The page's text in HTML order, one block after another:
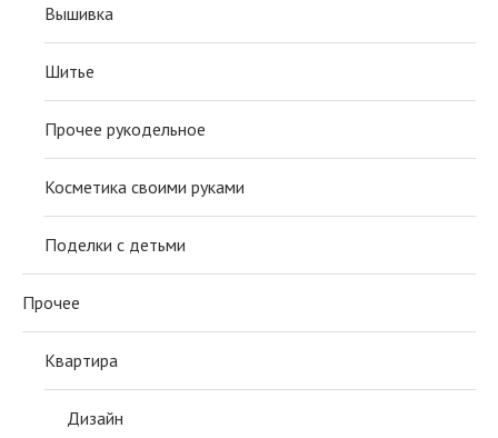
Вышивка
Шитье
Прочее рукодельное
Косметика своими руками
Поделки с детьми
Прочее
Квартира
Дизайн